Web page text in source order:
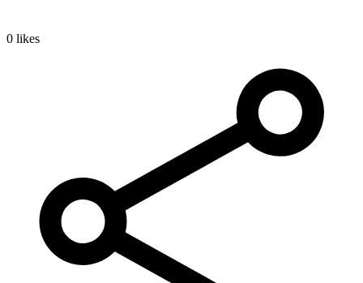
0 likes